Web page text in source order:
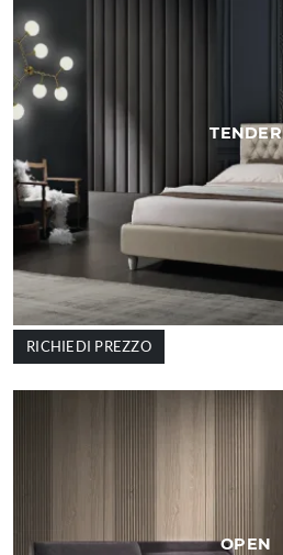
TENDER
RICHIEDI PREZZO
OPEN